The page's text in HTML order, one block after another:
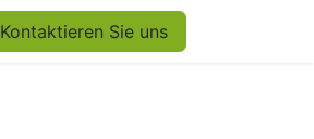
Kontaktieren Sie uns